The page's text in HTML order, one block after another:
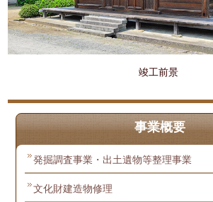
竣工前景
事業概要
発掘調査事業・出土遺物等整理事業
文化財建造物修理